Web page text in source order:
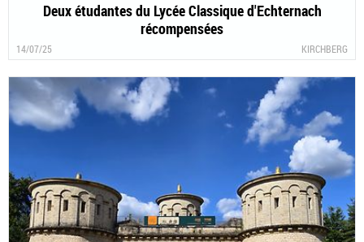
Deux étudantes du Lycée Classique d'Echternach
récompensées
14/07/25 KIRCHBERG